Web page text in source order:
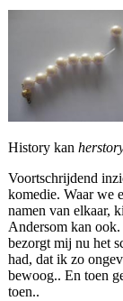
History kan
Voortschrijdend
komedie. Waar we
namen van elkaar,
Andersom kan ook.
bezorgt mij nu het
had, dat ik zo
bewoog.. En toen
toen..